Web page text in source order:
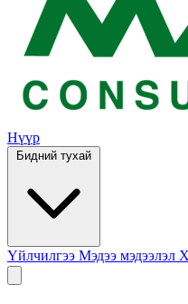
Нүүр
Бидний тухай
Үйлчилгээ Мэдээ мэдээлэл